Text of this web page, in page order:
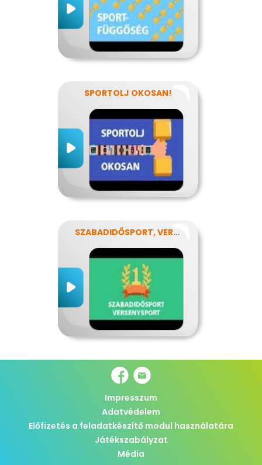
SPORTOLJ OKOSAN!
SZABADIDŐSPORT, VERSENYSPORT
Impresszum
Adatvédelem
Előfizetés a feladatkészítő modul használatára
Játékszabályzat
Média